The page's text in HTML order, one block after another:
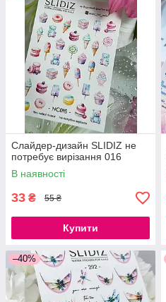
Слайдер-дизайн SLIDIZ не
потребує вирізання 016
В наявності
33 ₴ 55 ₴
Купити
–40%